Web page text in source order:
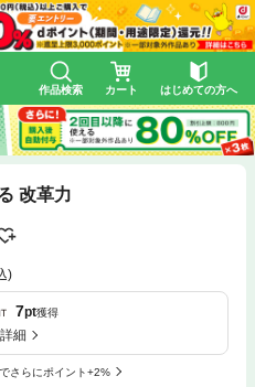
作品検索 カート はじめての方へ
改革力
)
7pt獲得
細
さらにポイント+2%